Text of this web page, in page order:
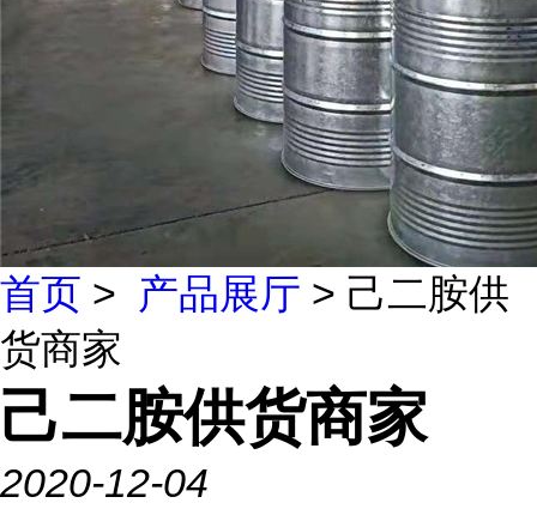
首页 > 产品展厅 > 己二胺供
货商家
己二胺供货商家
2020-12-04